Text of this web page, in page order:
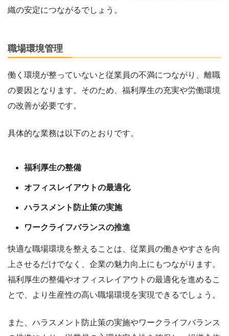
織の安定につながるでしょう。
職場環境管理
働く環境が整っていないと従業員の不満につながり、離職
の要因となります。そのため、福利厚生の充実や労働環境
の改善が必要です。
具体的な業務は以下のとおりです。
福利厚生の整備
オフィスレイアウトの最適化
ハラスメント防止策の実施
ワークライフバランスの推進
快適な職場環境を整えることは、従業員の働きやすさを向
上させるだけでなく、企業の魅力向上にもつながります。
福利厚生の整備やオフィスレイアウトの最適化を進めるこ
とで、より生産性の高い職場環境を実現できるでしょう。
また、ハラスメント防止策の実施やワークライフバランス